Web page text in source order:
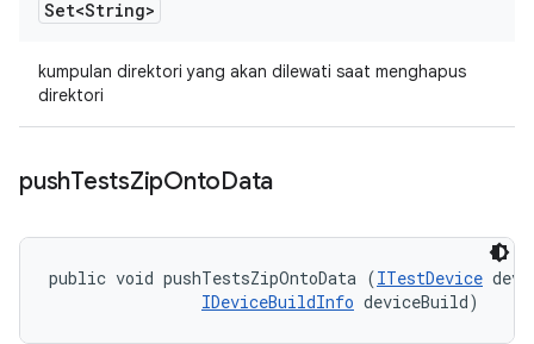
Set<String>
kumpulan direktori yang akan dilewati saat menghapus
direktori
pushTestsZipOntoData
public void pushTestsZipOntoData (ITestDevice
IDeviceBuildInfo deviceBuild)